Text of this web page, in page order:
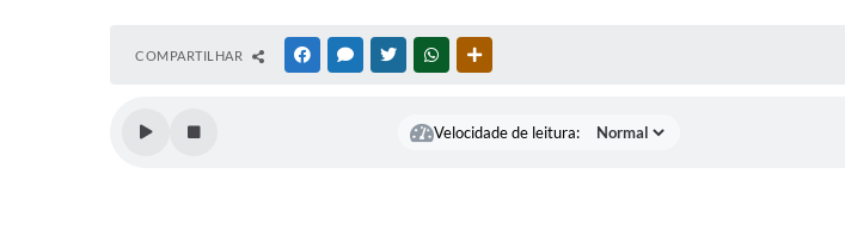
COMPARTILHAR FACEBOOKMESSENGER
TWITTERWHATSAPP
Velocidade de leitura: